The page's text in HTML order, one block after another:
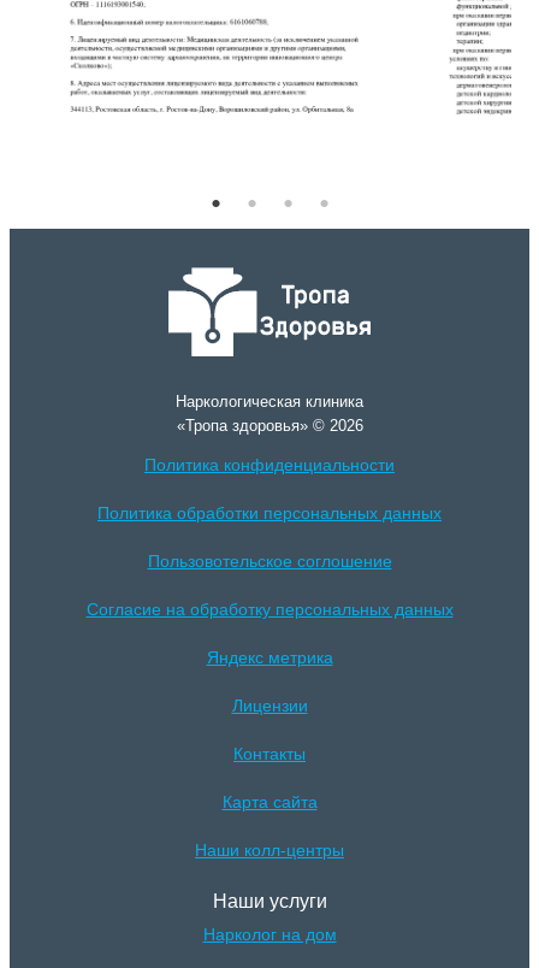
Наркологическая клиника
«Тропа здоровья» © 2026
Политика конфиденциальности
Политика обработки персональных данных
Пользовотельское соглошение
Согласие на обработку персональных данных
Яндекс метрика
Лицензии
Контакты
Карта сайта
Наши колл-центры
Наши услуги
Нарколог на дом